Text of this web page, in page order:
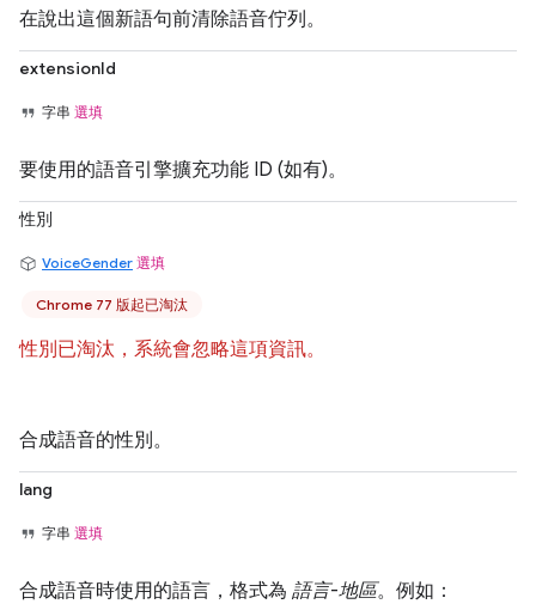
在說出這個新語句前清除語音佇列。
extensionId
字串 選填
要使用的語音引擎擴充功能 ID (如有)。
性別
VoiceGender 選填
Chrome 77 版起已淘汰
性別已淘汰，系統會忽略這項資訊。
合成語音的性別。
lang
字串 選填
合成語音時使用的語言，格式為 語言-地區。例如：